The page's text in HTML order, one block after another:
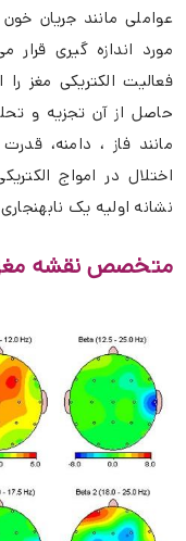
عواملی مانند جریان
فعالیت الکتریکی مغز
حاصل از آن تجزیه و
مانند فاز ، دامنه،
اختلال در امواج
نشانه اولیه یک
متخصص نقشه